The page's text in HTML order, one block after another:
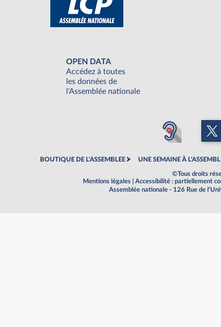
OPEN DATA
Accédez à toutes
les données de
l'Assemblée nationale
BOUTIQUE DE L'ASSEMBLEE UNE SEMAINE À
©Tous droits
Mentions légales
Accessibilité : partiellement
Assemblée nationale - 126 Rue de